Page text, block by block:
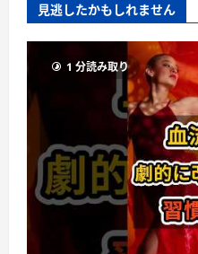
見逃したかもしれません
1 分読み取り